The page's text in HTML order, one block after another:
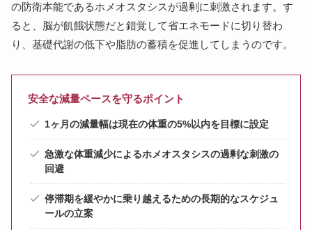
の防衛本能であるホメオスタシスが過剰に刺激されます。す
ると、脳が飢餓状態だと錯覚して省エネモードに切り替わ
り、基礎代謝の低下や脂肪の蓄積を促進してしまうのです。
安全な減量ペースを守るポイント
1ヶ月の減量幅は現在の体重の5%以内を目標に設定
急激な体重減少によるホメオスタシスの過剰な刺激の
回避
停滞期を緩やかに乗り越えるための長期的なスケジュ
ールの立案